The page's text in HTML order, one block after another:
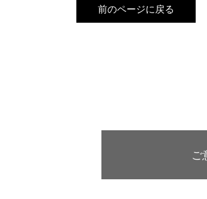
前のページに戻る
ご